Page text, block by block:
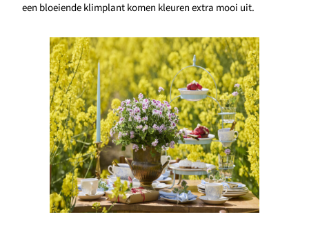
een bloeiende klimplant komen kleuren extra mooi uit.